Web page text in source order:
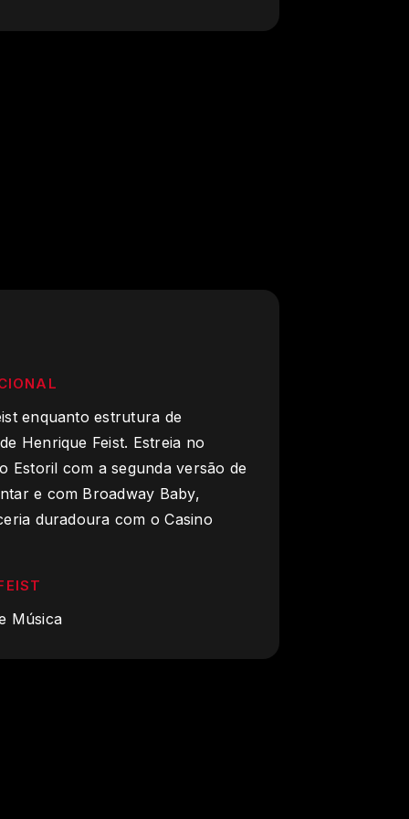
enquanto estrutura de
Henrique Feist. Estreia no
Estoril com a segunda versão de
e com Broadway Baby,
duradoura com o Casino
Música